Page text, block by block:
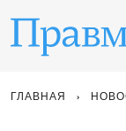
ГЛАВНАЯ